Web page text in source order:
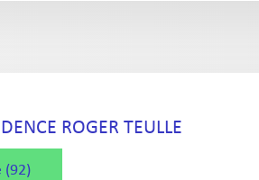
ROGER TEULLE
(92)